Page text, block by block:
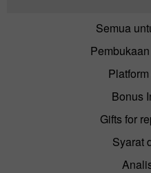
Semua
Bonus
Gifts for
Syarat